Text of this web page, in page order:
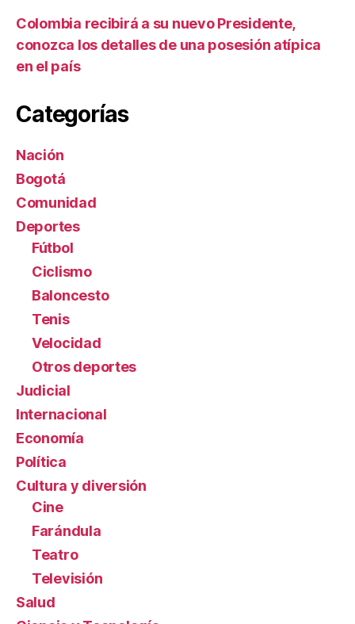
Colombia recibirá a su nuevo Presidente,
conozca los detalles de una posesión atípica
en el país
Categorías
Nación
Bogotá
Comunidad
Deportes
Fútbol
Ciclismo
Baloncesto
Tenis
Velocidad
Otros deportes
Judicial
Internacional
Economía
Política
Cultura y diversión
Cine
Farándula
Teatro
Televisión
Salud